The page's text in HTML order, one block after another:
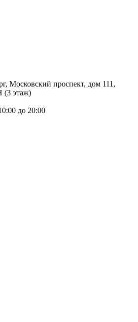
Московский проспект, дом 111,
(3 этаж)
до 20:00